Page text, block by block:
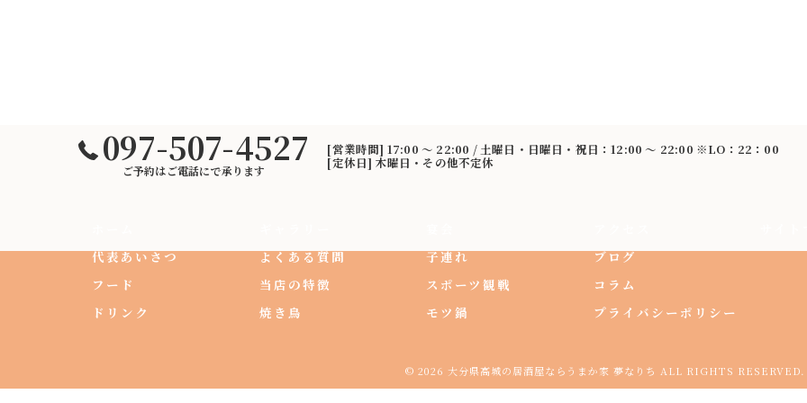
097-507-4527
ご予約はご電話にで承ります
[営業時間] 17:00 〜 22:00 / 土曜日・日曜日・祝日：12:00 〜 22:00 ※LO：22：00
[定休日] 木曜日・その他不定休
代表あいさつ
フード
ドリンク
よくある質問
当店の特徴
焼き鳥
子連れ
スポーツ観戦
モツ鍋
ブログ
コラム
プライバシーポリシー
© 2026 大分県高城の居酒屋ならうまか家 夢なりち ALL RIGHTS RESERVED.